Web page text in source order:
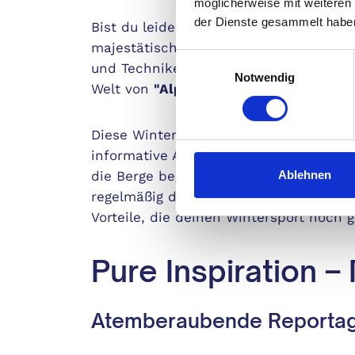
der Dienste gesammelt
Notwendig
Ablehnen
Bist du leidenschaftlicher Skifahrer,
majestätischen Alpenlandschaften?
und Techniken im Wintersport
Welt von "Alpin" , deinem exklusiven
Diese Wintersportzeitschrift liefert dir
informative Artikel und
die Berge begehrt. Mit einem
regelmäßig dein Stück Alpenmagie
Vorteile, die deinen Wintersport noch
Pure Inspiration
Atemberaubende